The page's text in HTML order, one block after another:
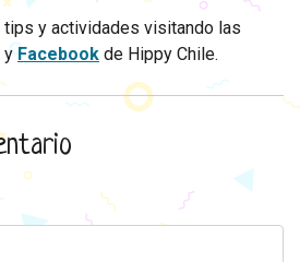
tips y actividades visitando las
yFacebook de Hippy Chile.